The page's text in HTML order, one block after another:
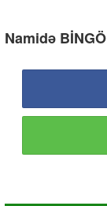
Namidə